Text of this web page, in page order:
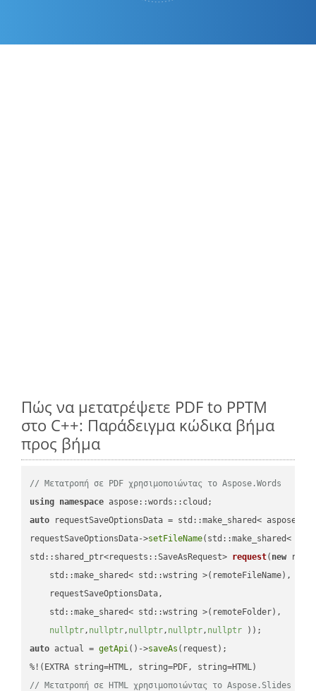
Πώς να μετατρέψετε PDF to PPTM
στο C++: Παράδειγμα κώδικα βήμα
προς βήμα
// Μετατροπή σε PDF χρησιμοποιώντας το Aspose.Words
using namespace
auto requestSaveOptionsData = std::make_shared<
requestSaveOptionsData->setFileName(std::make_shared<
std::shared_ptr<requests::SaveAsRequest> request( new
    std::make_shared< std::wstring >(remoteFileName),
    requestSaveOptionsData,
    std::make_shared< std::wstring >(remoteFolder),
nullptr, nullptr, nullptr, nullptr, nullptr ))
auto actual = getApi()->saveAs (request);
// Μετατροπή σε HTML χρησιμοποιώντας το Aspose.Slides